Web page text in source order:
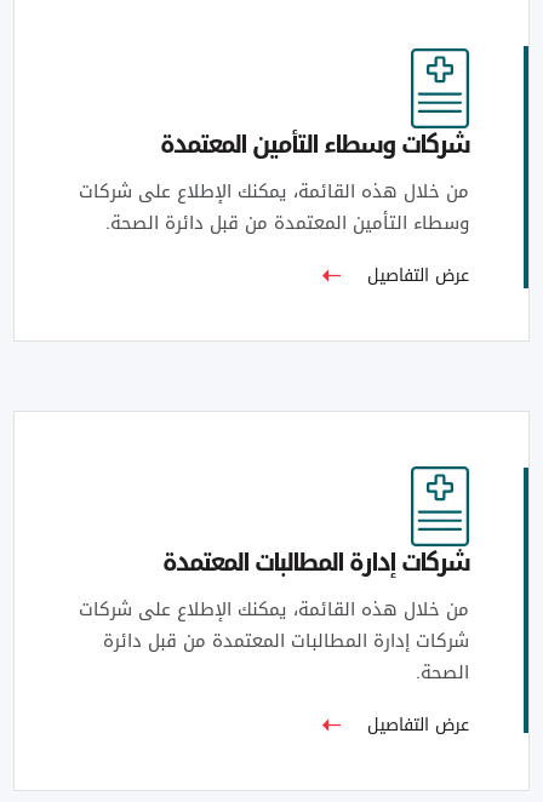
شركات وسطاء التأمين المعتمدة
من خلال هذه القائمة، يمكنك الإطلاع على شركات
وسطاء التأمين المعتمدة من قبل دائرة الصحة.
عرض التفاصيل
شركات إدارة المطالبات المعتمدة
من خلال هذه القائمة، يمكنك الإطلاع على شركات
شركات إدارة المطالبات المعتمدة من قبل دائرة
الصحة.
عرض التفاصيل